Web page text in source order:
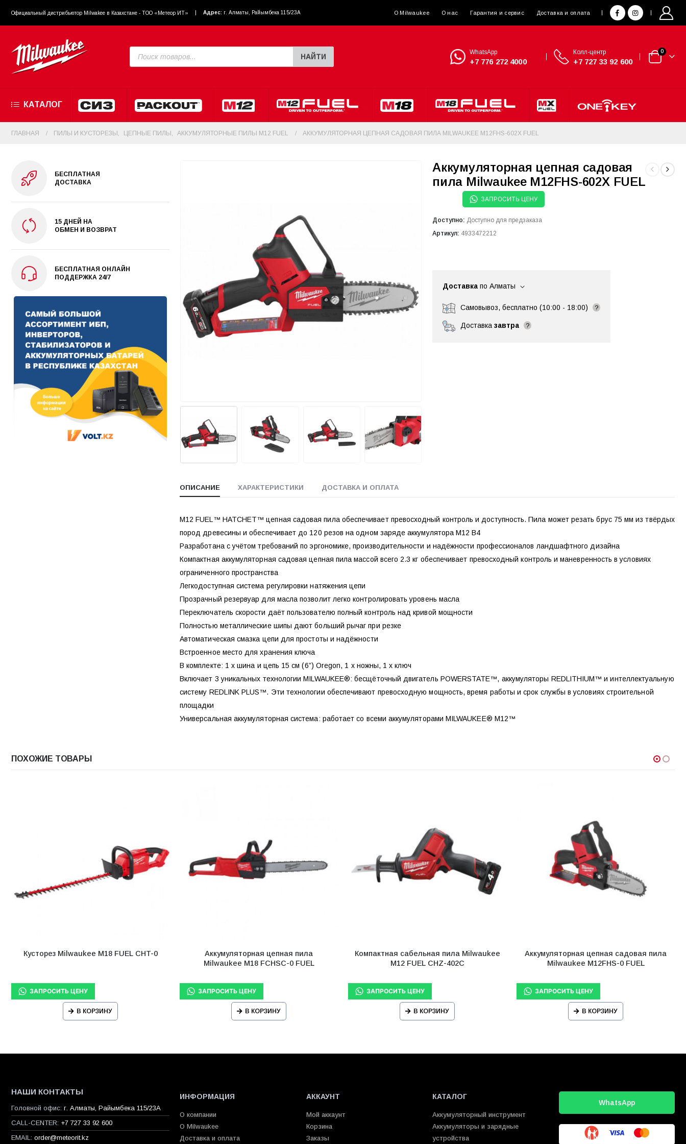
Официальный диcтрибьютор Milwakee в Казахстане - ТОО «Метеор ИТ» Адрес: г. Алматы, Райымбека 115/23A О Milwaukee О нас Гарантия и сервис Доставка и оплата
НАЙТИ
WhatsApp
+7 776 272 4000
Колл-центр
+7 727 33 92 600
0
КАТАЛОГ
ГЛАВНАЯ ПИЛЫ И КУСТОРЕЗЫ ЦЕПНЫЕ ПИЛЫ АККУМУЛЯТОРНЫЕ ПИЛЫ M12 FUEL АККУМУЛЯТОРНАЯ ЦЕПНАЯ САДОВАЯ ПИЛА MILWAUKEE M12FHS-602X FUEL
Аккумуляторная цепная садовая
пила Milwaukee M12FHS-602X FUEL
ЗАПРОСИТЬ ЦЕНУ
Доступно: Доступно для предзаказа
Артикул: 4933472212
Доставка по Алматы
Самовывоз, бесплатно (10:00 - 18:00) ?
Доставка завтра ?
ОПИСАНИЕ ХАРАКТЕРИСТИКИ ДОСТАВКА И ОПЛАТА
M12 FUEL™ HATCHET™ цепная садовая пила обеспечивает превосходный контроль и доступность. Пила может резать брус 75 мм из твёрдых
пород древесины и обеспечивает до 120 резов на одном заряде аккумулятора M12 B4
Разработана с учётом требований по эргономике, производительности и надёжности профессионалов ландшафтного дизайна
Компактная аккумуляторная садовая цепная пила массой всего 2.3 кг обеспечивает превосходный контроль и маневренность в условиях
ограниченного пространства
Легкодоступная система регулировки натяжения цепи
Прозрачный резервуар для масла позволит легко контролировать уровень масла
Переключатель скорости даёт пользователю полный контроль над кривой мощности
Полностью металлические шипы дают больший рычаг при резке
Автоматическая смазка цепи для простоты и надёжности
Встроенное место для хранения ключа
В комплекте: 1 х шина и цепь 15 см (6”) Oregon, 1 х ножны, 1 х ключ
Включает 3 уникальных технологии MILWAUKEE®: бесщёточный двигатель POWERSTATE™, аккумуляторы REDLITHIUM™ и интеллектуальную
систему REDLINK PLUS™. Эти технологии обеспечивают превосходную мощность, время работы и срок службы в условиях строительной
площадки
Универсальная аккумуляторная система: работает со всеми аккумуляторами MILWAUKEE® M12™
БЕСПЛАТНАЯ
ДОСТАВКА
15 ДНЕЙ НА
ОБМЕН И ВОЗВРАТ
БЕСПЛАТНАЯ ОНЛАЙН
ПОДДЕРЖКА 24/7
ПОХОЖИЕ ТОВАРЫ
Кусторез Milwaukee M18 FUEL CHT-0
В КОРЗИНУ
Аккумуляторная цепная пила
Milwaukee M18 FCHSC-0 FUEL
В КОРЗИНУ
Компактная сабельная пила Milwaukee
M12 FUEL CHZ-402C
В КОРЗИНУ
Аккумуляторная цепная садовая пила
Milwaukee M12FHS-0 FUEL
В КОРЗИНУ
НАШИ КОНТАКТЫ
Головной офис: г. Алматы, Райымбека 115/23A
CALL-CENTER: +7 727 33 92 600
EMAIL: order@meteorit.kz
ИНФОРМАЦИЯ
О компании
О Milwaukee
Доставка и оплата
АККАУНТ
Мой аккаунт
Корзина
Заказы
КАТАЛОГ
Аккумуляторный инструмент
Аккумуляторы и зарядные
устройства
WhatsApp